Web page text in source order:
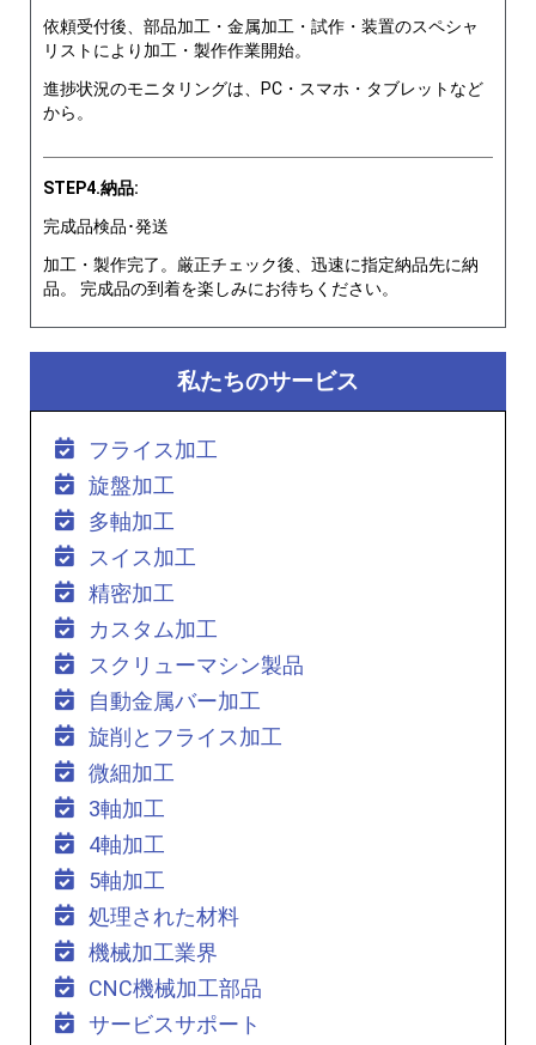
依頼受付後、部品加工・金属加工・試作・装置のスペシャ
リストにより加工・製作作業開始。
進捗状況のモニタリングは、PC・スマホ・タブレットなど
から。
STEP4.納品:
完成品検品･発送
加工・製作完了。厳正チェック後、迅速に指定納品先に納
品。 完成品の到着を楽しみにお待ちください。
私たちのサービス
フライス加工
旋盤加工
多軸加工
スイス加工
精密加工
カスタム加工
スクリューマシン製品
自動金属バー加工
旋削とフライス加工
微細加工
3軸加工
4軸加工
5軸加工
処理された材料
機械加工業界
CNC機械加工部品
サービスサポート